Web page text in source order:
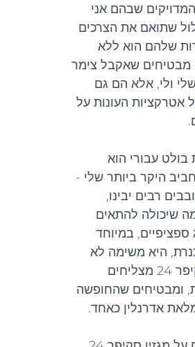
שבהם אני
שתואם את הצרכים
שלהם הוא ללא
שאקבל צימר
ולי, אלא הם גם
אטרקציות העונות על
עבורי הוא
היקר ביותר שלי -
רבים יבינו,
שיכולה להתאים
ספציפיים, במיוחד
היא משימה לא
פשוטה. עם זאת, סקיפר 24 מצליחים
ומבטיחים שהחופשה
אדרנלין כאחד.